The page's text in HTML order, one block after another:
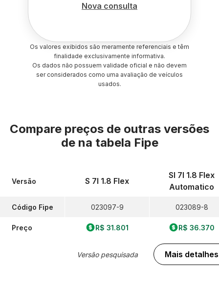
Nova consulta
Os valores exibidos são meramente referenciais e têm
finalidade exclusivamente informativa.
Os dados não possuem validade oficial e não devem
ser considerados como uma avaliação de veículos
usados.
Compare preços de outras versões
de na tabela Fipe
Versão
Código Fipe
Preço
S 7l 1.8 Flex
023097-9
R$ 31.801
Versão pesquisada
Sl 7l 1.8 Flex
Automatico
023089-8
R$ 36.370
Mais detalhes